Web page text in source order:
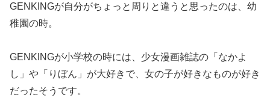
GENKINGが自分がちょっと周りと違うと思ったのは、幼
稚園の時。
GENKINGが小学校の時には、少女漫画雑誌の「なかよ
し」や「りぼん」が大好きで、女の子が好きなものが好き
だったそうです。